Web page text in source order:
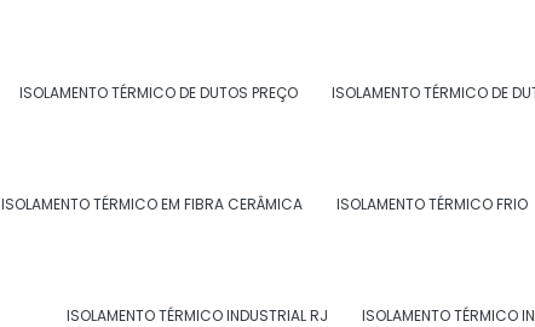
ISOLAMENTO TÉRMICO DE DUTOS PREÇO ISOLAMENTO TÉRMICO DE
ISOLAMENTO TÉRMICO EM FIBRA CERÂMICA ISOLAMENTO TÉRMICO FRIO
ISOLAMENTO TÉRMICO INDUSTRIAL RJ ISOLAMENTO TÉRMICO